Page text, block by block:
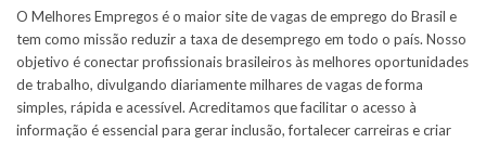
O Melhores Empregos é o maior site de vagas de emprego do Brasil e
tem como missão reduzir a taxa de desemprego em todo o país. Nosso
objetivo é conectar profissionais brasileiros às melhores oportunidades
de trabalho, divulgando diariamente milhares de vagas de forma
simples, rápida e acessível. Acreditamos que facilitar o acesso à
informação é essencial para gerar inclusão, fortalecer carreiras e criar